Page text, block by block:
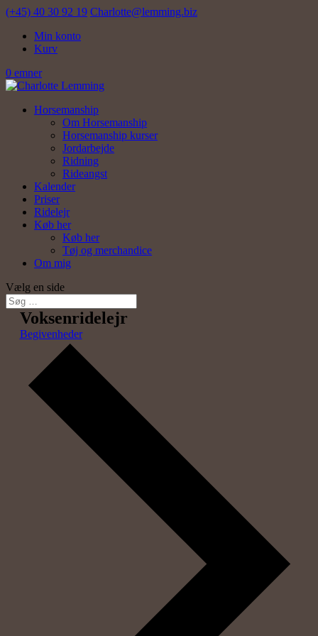
(+45) 40 30 92 19 Charlotte@lemming.biz
Min konto
Kurv
0 emner
Horsemanship
Om Horsemanship
Horsemanship kurser
Jordarbejde
Ridning
Rideangst
Kalender
Priser
Ridelejr
Køb her
Køb her
Tøj og merchandice
Om mig
Vælg en side
Voksenridelejr
Begivenheder